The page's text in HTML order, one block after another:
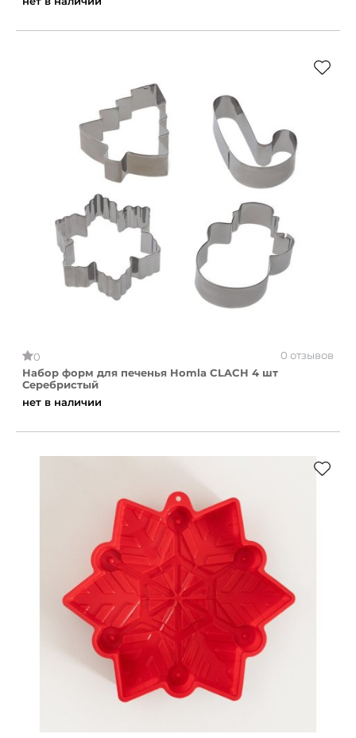
0
0 отзывов
Набор форм для печенья Homla CLACH 4 шт
Серебристый
нет в наличии